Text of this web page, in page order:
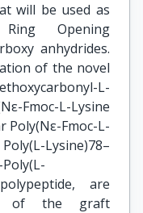
will be used as
Opening
anhydrides.
of the novel
L-
Fmoc-L-Lysine
Poly(Nε-Fmoc-L-
Lysine)78–
are
of the graft